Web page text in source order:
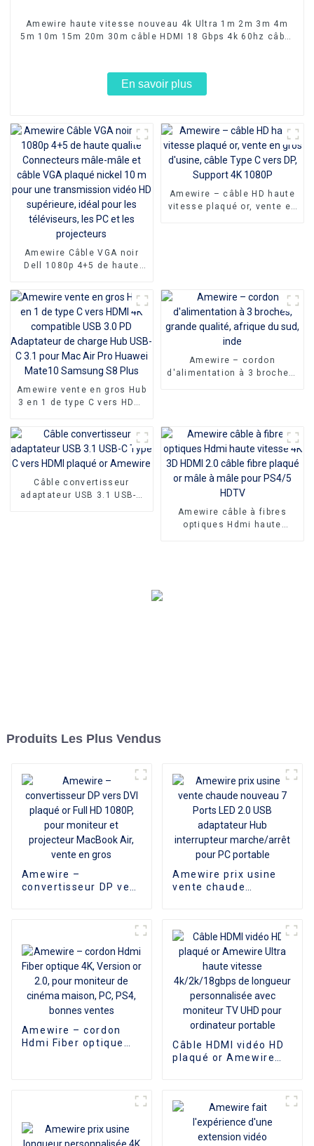
Amewire haute vitesse nouveau 4k Ultra 1m 2m 3m 4m
5m 10m 15m 20m 30m câble HDMI 18 Gbps 4k 60hz câble
En savoir plus
Amewire Câble VGA noir
Dell 1080p 4+5 de haute
mâle et câble VGA plaqué
nickel 10 m pour une
transmission vidéo HD
supérieure, idéal pour les
téléviseurs, les PC et les
projecteurs
Amewire – câble HD haute
vitesse plaqué or, vente en
Amewire vente en gros Hub
3 en 1 de type C vers HDMI
Adaptateur de charge Hub
USB-C 3.1 pour Mac Air Pro
Huawei Mate10 Samsung
S8 Plus
Amewire – cordon
d'alimentation à 3 broches,
Câble convertisseur
adaptateur USB 3.1 USB-C
Amewire câble à fibres
optiques Hdmi haute
Produits Les Plus Vendus
Amewire –
convertisseur DP vers
en gros
Amewire prix usine
vente chaude
marche/arrêt pour PC
portable
Amewire – cordon
Hdmi Fiber optique
Câble HDMI vidéo HD
plaqué or Amewire
personnalisée avec
moniteur TV UHD
pour ordinateur